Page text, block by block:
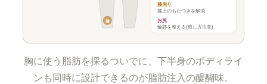
膝
膝周り
膝上のもたつきを解消
お尻
輪郭を整える(残し方注意)
胸に使う脂肪を採るついでに、下半身のボディライ
ンも同時に設計できるのが脂肪注入の醍醐味。